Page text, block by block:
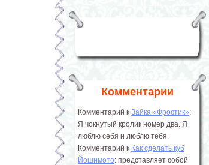
Комментарии
Комментарий к Зайка «Фростик»:
Я чокнутый кролик номер два. Я
люблю себя и люблю тебя.
Комментарий к Как сделать куб
Йошимото: представляет собой